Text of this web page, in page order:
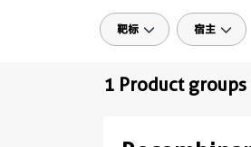
靶标 宿主
1 Product